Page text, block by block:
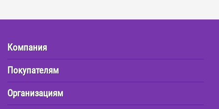
Компания
Покупателям
Организациям